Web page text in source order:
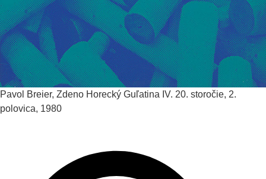
Pavol Breier, Zdeno Horecký Guľatina IV. 20. storočie, 2.
polovica, 1980